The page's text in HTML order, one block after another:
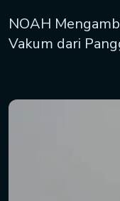
NOAH
Vakum dari